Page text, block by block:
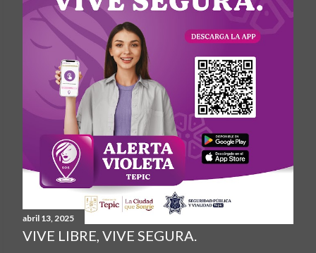
abril 13, 2025
VIVE LIBRE, VIVE SEGURA.